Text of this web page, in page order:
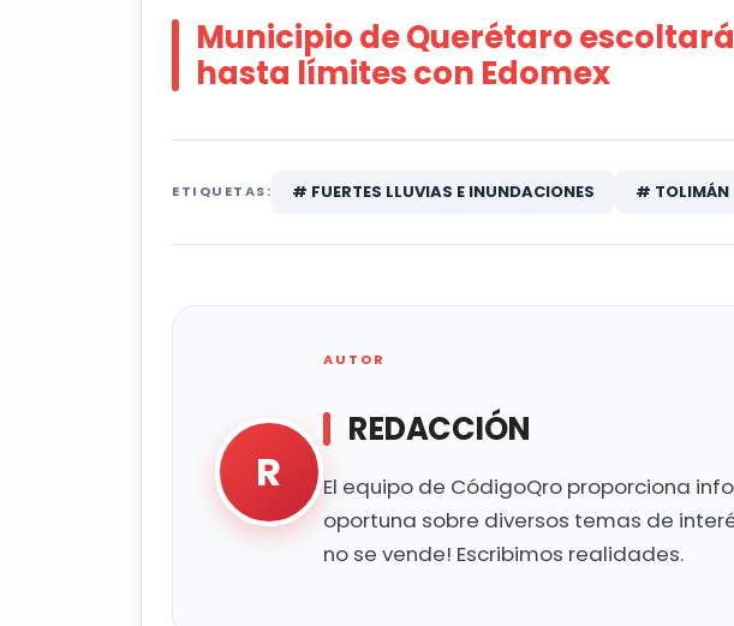
Municipio de Querétaro
hasta límites con Edomex
ETIQUETAS: # FUERTES LLUVIAS E INUNDACIONES # TOLIMÁN
R
AUTOR
REDACCIÓN
El equipo de CódigoQro proporciona
oportuna sobre diversos temas de
no se vende! Escribimos realidades.